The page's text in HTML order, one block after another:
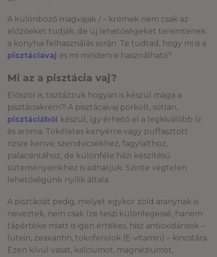
A különböző magvajak / – krémek nem csak az
előzőeket tudják, de új lehetőségeket teremtenek
a konyhai felhasználás során. Te tudtad, hogy mi is a
pisztáciavaj és mi mindenre használható?
Mi az a pisztácia vaj?
Először is, tisztázzuk hogyan is készül maga a
pisztáciakrém?! A pisztácaivaj pörkölt, sótlan,
pisztáciából készül, így érhető el a legkiválóbb íz
és aroma. Tökéletes kenyérre vagy puffasztott
rizsre kenve; szendvicsekhez, fagylalthoz,
palacsintához, de különféle házi készítésű
süteményeinkhez is adhatjuk. Szinte végtelen
lehetőségünk nyílik általa.
A pisztáciát pedig, melyet egykor zöld aranynak is
neveztek, nem csak íze teszi különlegessé, hanem
tápértéke miatt is igen értékes, hisz antioxidánsok –
lutein, zeaxantin, tokoferolok (E-vitamin) – kincstára.
Ezen kívül vasat, kalciumot, magnéziumot,